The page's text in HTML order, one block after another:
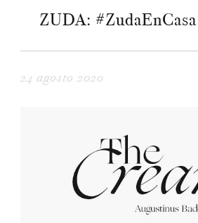
ZUDA: #ZudaEnCasa
24 agosto 2020